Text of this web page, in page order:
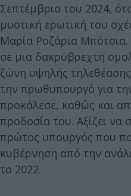
Σεπτέμβριο του 2024,
μυστική ερωτική του
Μαρία Ροζάρια Μπότσια.
σε μια δακρύβρεχτη
ζώνη υψηλής
την πρωθυπουργό για
προκάλεσε, καθώς και
προδοσία του. Αξίζει να
πρώτος υπουργός που
κυβέρνηση από την
το 2022.